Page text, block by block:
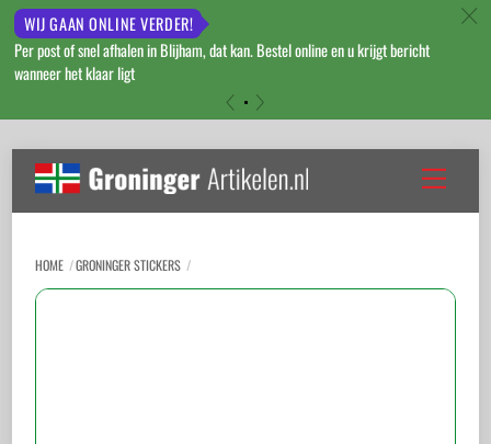
WIJ GAAN ONLINE VERDER!
Per post of snel afhalen in Blijham, dat kan. Bestel online en u krijgt bericht
wanneer het klaar ligt
c
content
Menu
HOME GRONINGER STICKERS